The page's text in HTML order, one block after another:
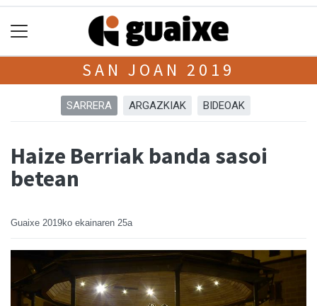
SAN JOAN 2019
SARRERA ARGAZKIAK BIDEOAK
Haize Berriak banda sasoi
betean
Guaixe 2019ko ekainaren 25a